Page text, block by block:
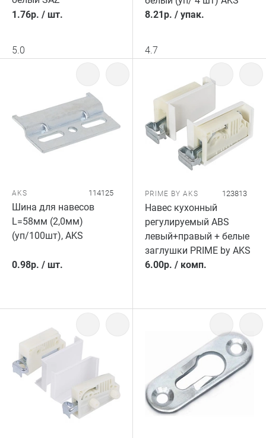
1.76р. / шт.
5.0
8.21р. / упак.
4.7
AKS 114125
Шина для навесов
L=58мм (2,0мм)
(уп/100шт), AKS
0.98р. / шт.
PRIME BY AKS 123813
Навес кухонный
регулируемый ABS
левый+правый + белые
заглушки PRIME by AKS
6.00р. / комп.